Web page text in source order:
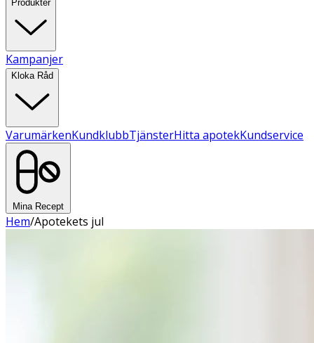
Produkter
Kampanjer
Kloka Råd
VarumärkenKundklubbTjänsterHitta apotekKundservice
Mina Recept
Hem/Apotekets jul